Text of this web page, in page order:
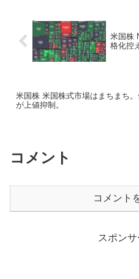
米国株
格化控
米国株 米国株式市場はまちまち
が上値抑制。
コメント
コメント
スポン